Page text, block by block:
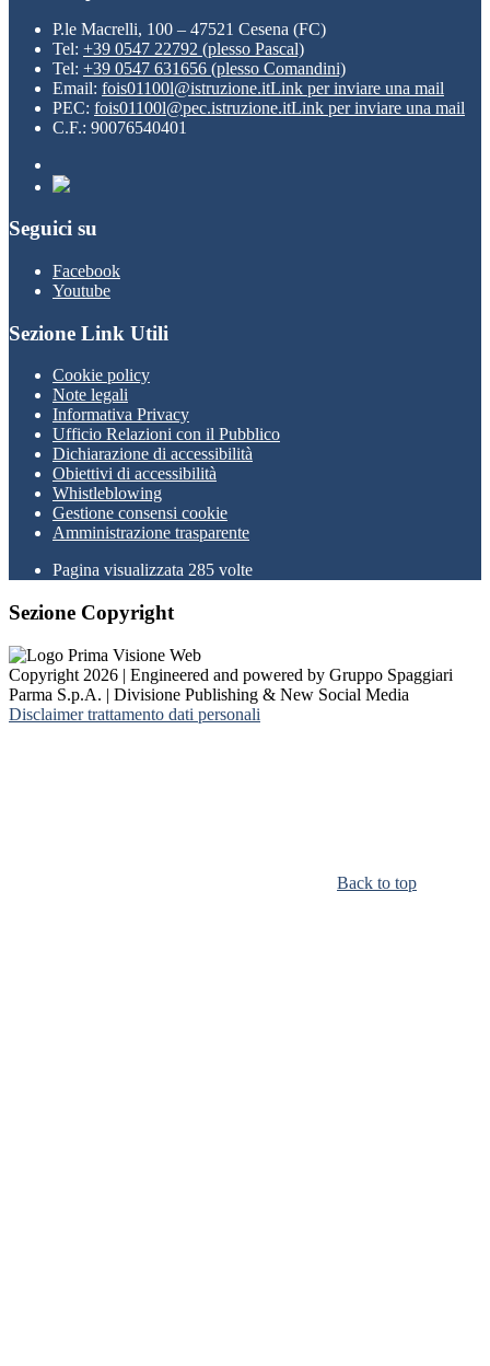
P.le Macrelli, 100 – 47521 Cesena (FC)
Tel: +39 0547 22792 (plesso Pascal)
Tel: +39 0547 631656 (plesso Comandini)
Email: fois01100l@istruzione.itLink per inviare una mail
PEC: fois01100l@pec.istruzione.itLink per inviare una mail
C.F.: 90076540401
Seguici su
Facebook
Youtube
Sezione Link Utili
Cookie policy
Note legali
Informativa Privacy
Ufficio Relazioni con il Pubblico
Dichiarazione di accessibilità
Obiettivi di accessibilità
Whistleblowing
Gestione consensi cookie
Amministrazione trasparente
Pagina visualizzata 285 volte
Sezione Copyright
Copyright 2026 | Engineered and powered by Gruppo Spaggiari
Parma S.p.A. | Divisione Publishing & New Social Media
Disclaimer trattamento dati personali
Back to top